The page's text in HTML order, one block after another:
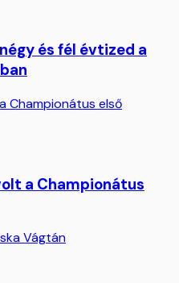
és fél évtized a
a Championátus